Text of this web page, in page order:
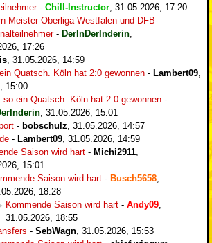
- Chill-Instructor 31.05.2026, 17:20
Meister Oberliga Westfalen und DFB-
- DerInDerInderin
17:26
31.05.2026, 14:59
Quatsch. Köln hat 2:0 gewonnen - Lambert09
15:00
so ein Quatsch. Köln hat 2:0 gewonnen -
31.05.2026, 15:01
- bobschulz 31.05.2026, 14:57
- Lambert09 31.05.2026, 14:59
Saison wird hart - Michi2911
15:01
Saison wird hart - Busch5658
18:28
Kommende Saison wird hart - Andy09
31.05.2026, 18:55
- SebWagn 31.05.2026, 15:53